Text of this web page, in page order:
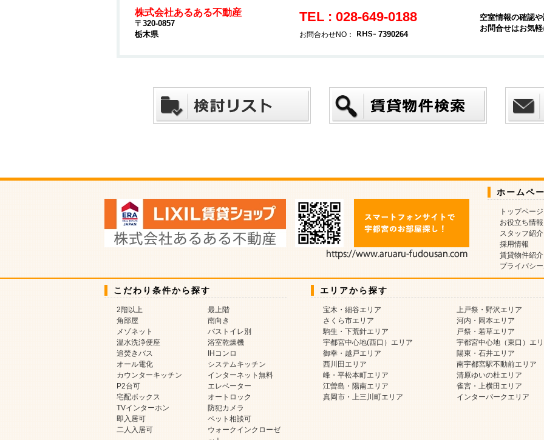
株式会社あるある不動産
〒320-0857
栃木県
TEL : 028-649-0188
お問合わせNO： 7390264
空室情報の確認
お問合せはお気
ホームペ
トップページ
お役立ち情報
スタッフ紹介
採用情報
賃貸物件紹
プライバシ
こだわり条件から探す
2階以上
最上階
角部屋
南向き
メゾネット
バストイレ別
温水洗浄便座
浴室乾燥機
追焚きバス
IHコンロ
オール電化
システムキッチン
カウンターキッチン
インターネット無料
P2台可
エレベーター
宅配ボックス
オートロック
TVインターホン
防犯カメラ
即入居可
ペット相談可
二人入居可
ウォークインクローゼ
エリアから探す
宝木・細谷エリア
上戸祭・野沢エリア
さくら市エリア
河内・岡本エリア
駒生・下荒針エリア
戸祭・若草エリア
宇都宮中心地(西口）エリア
宇都宮中心地（東口）エ
御幸・越戸エリア
陽東・石井エリア
西川田エリア
南宇都宮駅不動前エリア
峰・平松本町エリア
清原ゆいの杜エリア
江曽島・陽南エリア
雀宮・上横田エリア
真岡市・上三川町エリア
インターパークエリア